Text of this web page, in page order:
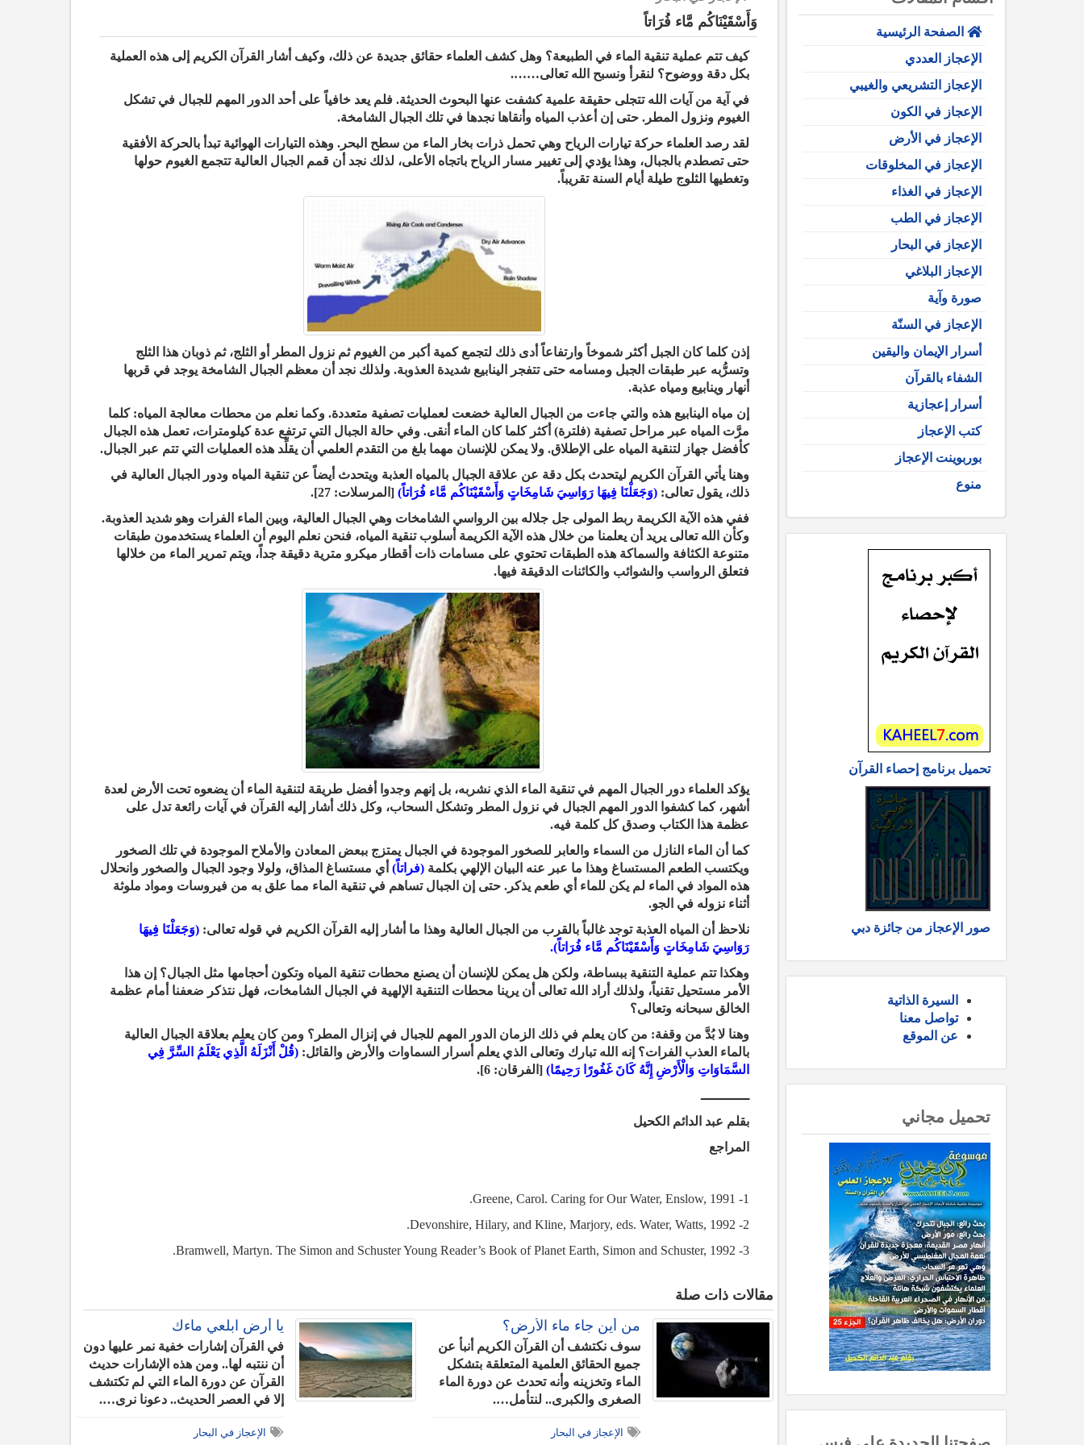
الصفحة الرئيسية
الإعجاز العددي
الإعجاز التشريعي والغيبي
الإعجاز في الكون
الإعجاز في الأرض
الإعجاز في المخلوقات
الإعجاز في الغذاء
الإعجاز في الطب
الإعجاز في البحار
الإعجاز البلاغي
صورة وآية
الإعجاز في السنّة
أسرار الإيمان واليقين
الشفاء بالقرآن
أسرار إعجازية
كتب الإعجاز
بوربوينت الإعجاز
منوع
تحميل برنامج إحصاء القرآن
صور الإعجاز من جائزة دبي
السيرة الذاتية
تواصل معنا
عن الموقع
تحميل مجاني
وَأَسْقَيْنَاكُم مَّاء فُرَاتاً
كيف تتم عملية تنقية الماء في الطبيعة؟ وهل كشف العلماء حقائق جديدة عن ذلك، وكيف أشار القرآن الكريم إلى هذه العملية
بكل دقة ووضوح؟ لنقرأ ونسبح الله تعالى…….
في آية من آيات الله تتجلى حقيقة علمية كشفت عنها البحوث الحديثة. فلم يعد خافياً على أحد الدور المهم للجبال في تشكل
الغيوم ونزول المطر. حتى إن أعذب المياه وأنقاها نجدها في تلك الجبال الشامخة.
لقد رصد العلماء حركة تيارات الرياح وهي تحمل ذرات بخار الماء من سطح البحر. وهذه التيارات الهوائية تبدأ بالحركة الأفقية
حتى تصطدم بالجبال، وهذا يؤدي إلى تغيير مسار الرياح باتجاه الأعلى، لذلك نجد أن قمم الجبال العالية تتجمع الغيوم حولها
وتغطيها الثلوج طيلة أيام السنة تقريباً.
إذن كلما كان الجبل أكثر شموخاً وارتفاعاً أدى ذلك لتجمع كمية أكبر من الغيوم ثم نزول المطر أو الثلج، ثم ذوبان هذا الثلج
وتسرُّبه عبر طبقات الجبل ومسامه حتى تتفجر الينابيع شديدة العذوبة. ولذلك نجد أن معظم الجبال الشامخة يوجد في قربها
أنهار وينابيع ومياه عذبة.
إن مياه الينابيع هذه والتي جاءت من الجبال العالية خضعت لعمليات تصفية متعددة. وكما نعلم من محطات معالجة المياه: كلما
مرَّت المياه عبر مراحل تصفية (فلترة) أكثر كلما كان الماء أنقى. وفي حالة الجبال التي ترتفع عدة كيلومترات، تعمل هذه الجبال
كأفضل جهاز لتنقية المياه على الإطلاق. ولا يمكن للإنسان مهما بلغ من التقدم العلمي أن يقلِّد هذه العمليات التي تتم عبر الجبال.
وهنا يأتي القرآن الكريم ليتحدث بكل دقة عن علاقة الجبال بالمياه العذبة ويتحدث أيضاً عن تنقية المياه ودور الجبال العالية في
ذلك، يقول تعالى:(وَجَعَلْنَا فِيهَا رَوَاسِيَ شَامِخَاتٍ وَأَسْقَيْنَاكُم مَّاء فُرَاتاً)[المرسلات: 27].
ففي هذه الآية الكريمة ربط المولى جل جلاله بين الرواسي الشامخات وهي الجبال العالية، وبين الماء الفرات وهو شديد العذوبة.
وكأن الله تعالى يريد أن يعلمنا من خلال هذه الآية الكريمة أسلوب تنقية المياه، فنحن نعلم اليوم أن العلماء يستخدمون طبقات
متنوعة الكثافة والسماكة هذه الطبقات تحتوي على مسامات ذات أقطار ميكرو مترية دقيقة جداً، ويتم تمرير الماء من خلالها
فتعلق الرواسب والشوائب والكائنات الدقيقة فيها.
يؤكد العلماء دور الجبال المهم في تنقية الماء الذي نشربه، بل إنهم وجدوا أفضل طريقة لتنقية الماء أن يضعوه تحت الأرض لعدة
أشهر، كما كشفوا الدور المهم الجبال في نزول المطر وتشكل السحاب، وكل ذلك أشار إليه القرآن في آيات رائعة تدل على
عظمة هذا الكتاب وصدق كل كلمة فيه.
كما أن الماء النازل من السماء والعابر للصخور الموجودة في الجبال يمتزج ببعض المعادن والأملاح الموجودة في تلك الصخور
ويكتسب الطعم المستساغ وهذا ما عبر عنه البيان الإلهي بكلمة (فراتاً) أي مستساغ المذاق، ولولا وجود الجبال والصخور وانحلال
هذه المواد في الماء لم يكن للماء أي طعم يذكر. حتى إن الجبال تساهم في تنقية الماء مما علق به من فيروسات ومواد ملوثة
أثناء نزوله في الجو.
نلاحظ أن المياه العذبة توجد غالباً بالقرب من الجبال العالية وهذا ما أشار إليه القرآن الكريم في قوله تعالى:(وَجَعَلْنَا فِيهَا
رَوَاسِيَ شَامِخَاتٍ وَأَسْقَيْنَاكُم مَّاء فُرَاتاً).
وهكذا تتم عملية التنقية ببساطة، ولكن هل يمكن للإنسان أن يصنع محطات تنقية المياه وتكون أحجامها مثل الجبال؟ إن هذا
الأمر مستحيل تقنياً، ولذلك أراد الله تعالى أن يرينا محطات التنقية الإلهية في الجبال الشامخات، فهل نتذكر ضعفنا أمام عظمة
الخالق سبحانه وتعالى؟
وهنا لا بُدَّ من وقفة: من كان يعلم في ذلك الزمان الدور المهم للجبال في إنزال المطر؟ ومن كان يعلم بعلاقة الجبال العالية
بالماء العذب الفرات؟ إنه الله تبارك وتعالى الذي يعلم أسرار السماوات والأرض والقائل:(قُلْ أَنْزَلَهُ الَّذِي يَعْلَمُ السِّرَّ فِي
السَّمَاوَاتِ وَالْأَرْضِ إِنَّهُ كَانَ غَفُورًا رَحِيمًا)[الفرقان: 6].
ــــــــــــ
بقلم عبد الدائم الكحيل
المراجع
1- Greene, Carol. Caring for Our Water, Enslow, 1991.
2- Devonshire, Hilary, and Kline, Marjory, eds. Water, Watts, 1992.
3- Bramwell, Martyn. The Simon and Schuster Young Reader’s Book of Planet Earth, Simon and Schuster, 1992.
مقالات ذات صلة
من أين جاء ماء الأرض؟
سوف نكتشف أن القرآن الكريم أنبأ عن
جميع الحقائق العلمية المتعلقة بتشكل
الماء وتخزينه وأنه تحدث عن دورة الماء
الصغرى والكبرى.. لنتأمل….
الإعجاز في البحار
يا أرض ابلعي ماءك
في القرآن إشارات خفية نمر عليها دون
أن ننتبه لها.. ومن هذه الإشارات حديث
القرآن عن دورة الماء التي لم تكتشف
إلا في العصر الحديث.. دعونا نرى….
الإعجاز في البحار